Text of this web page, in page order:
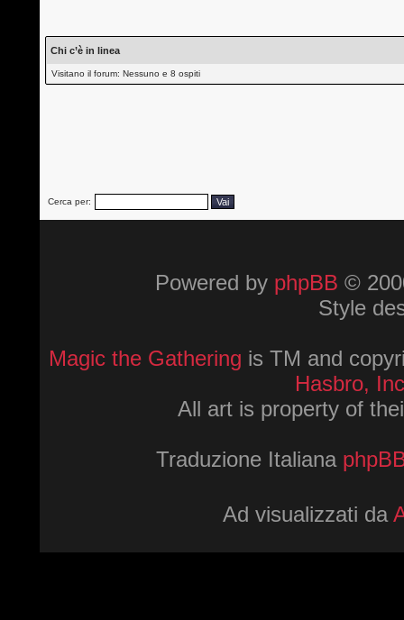
Chi c’è in linea
Visitano il forum: Nessuno e 8 ospiti
Cerca per:
Powered by phpBB ©
Style
Magic the Gathering is TM and
Hasbro,
All art is property of
Traduzione Italiana
Ad visualizzati da